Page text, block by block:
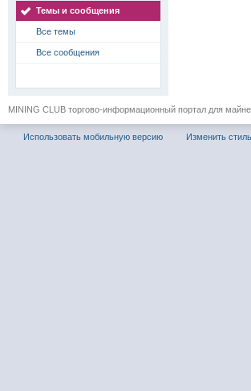
Темы и сообщения
Все темы
Все сообщения
MINING CLUB торгово-информационный портал для
Использовать мобильную версию Изменить стиль